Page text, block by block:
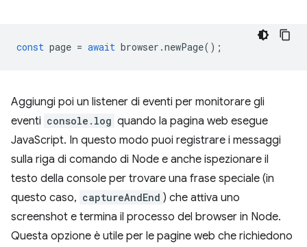
const page = await browser .newPage();
Aggiungi poi un listener di eventi per monitorare gli
eventi console.log quando la pagina web esegue
JavaScript. In questo modo puoi registrare i messaggi
sulla riga di comando di Node e anche ispezionare il
testo della console per trovare una frase speciale (in
questo caso, captureAndEnd ) che attiva uno
screenshot e termina il processo del browser in Node.
Questa opzione è utile per le pagine web che richiedono